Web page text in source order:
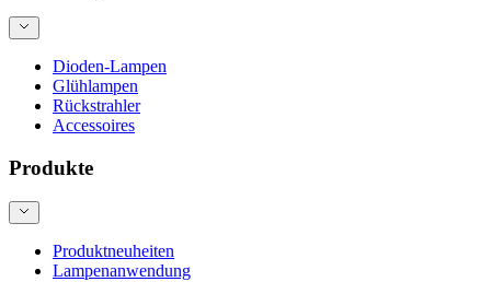
Dioden-Lampen
Glühlampen
Rückstrahler
Accessoires
Produkte
Produktneuheiten
Lampenanwendung